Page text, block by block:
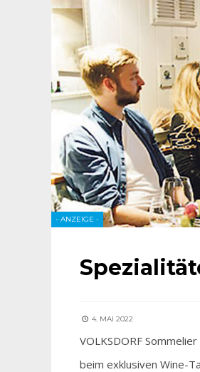
- ANZEIGE -
4. MAI 2022
VOLKSDORF
beim exklusiven Wine-